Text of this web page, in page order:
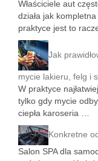
Właściciele aut
działa jak
praktyce jest to
Jak
mycie lakieru, felg i
W praktyce
tylko gdy mycie
ciepła karoseria …
Konkretne
Salon SPA dla